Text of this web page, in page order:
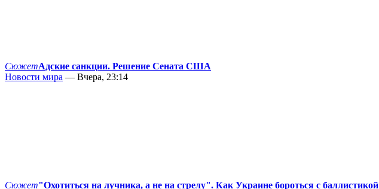
СюжетАдские санкции. Решение Сената США
Новости мира — Вчера, 23:14
Сюжет"Охотиться на лучника, а не на стрелу". Как Украине бороться с баллистикой